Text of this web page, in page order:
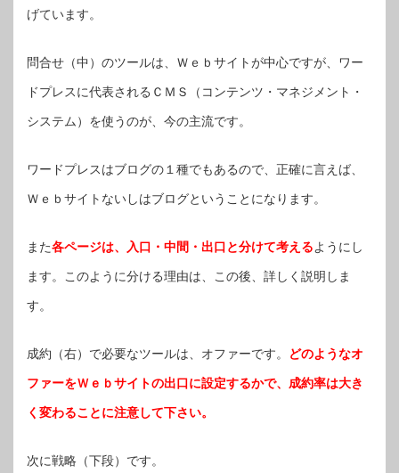
げています。
問合せ（中）のツールは、Ｗｅｂサイトが中心ですが、ワー
ドプレスに代表されるＣＭＳ（コンテンツ・マネジメント・
システム）を使うのが、今の主流です。
ワードプレスはブログの１種でもあるので、正確に言えば、
Ｗｅｂサイトないしはブログということになります。
また各ページは、入口・中間・出口と分けて考えるようにし
ます。このように分ける理由は、この後、詳しく説明しま
す。
成約（右）で必要なツールは、オファーです。 どのようなオ
ファーをＷｅｂサイトの出口に設定するかで、成約率は大き
く変わることに注意して下さい。
次に戦略（下段）です。